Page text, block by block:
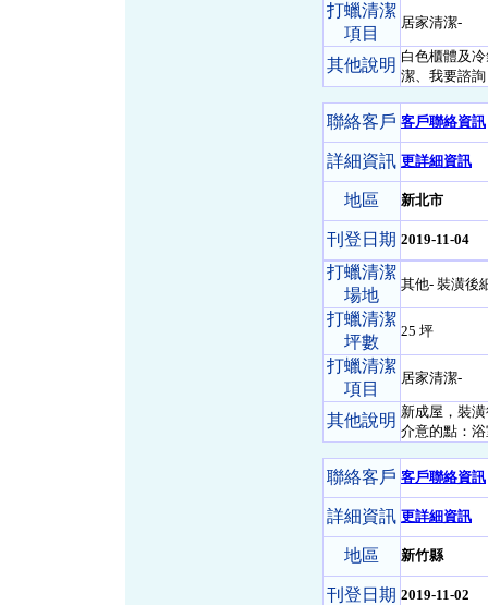
打蠟清潔
項目
居家清潔-
其他說明 白色櫃體及
潔、我要諮詢
聯絡客戶 客戶聯絡資訊
詳細資訊 更詳細資訊
地區 新北市
刊登日期 2019-11-04
打蠟清潔
場地
其他- 裝潢後
打蠟清潔
坪數
25 坪
打蠟清潔
項目
居家清潔-
其他說明 新成屋，裝
介意的點：
聯絡客戶 客戶聯絡資訊
詳細資訊 更詳細資訊
地區 新竹縣
刊登日期 2019-11-02